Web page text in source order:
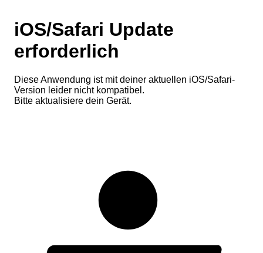
iOS/Safari Update
erforderlich
Diese Anwendung ist mit deiner aktuellen iOS/Safari-
Version leider nicht kompatibel.
Bitte aktualisiere dein Gerät.